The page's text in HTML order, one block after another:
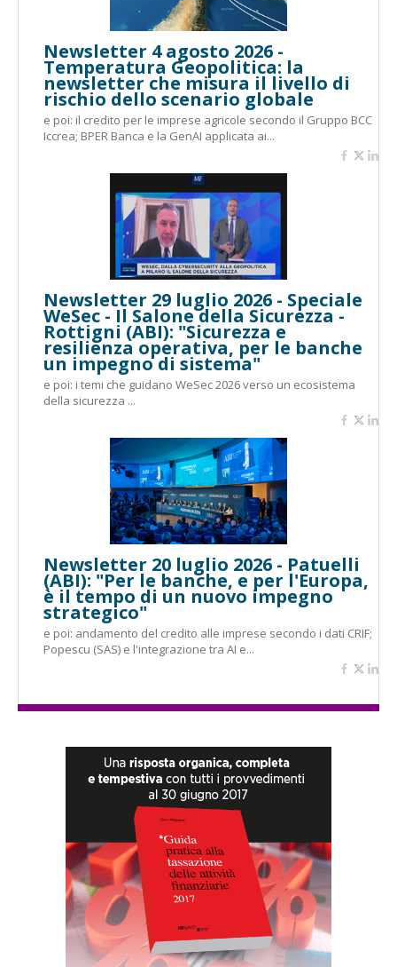
Newsletter 4 agosto 2026 -
Temperatura Geopolitica: la
newsletter che misura il livello di
rischio dello scenario globale
e poi: il credito per le imprese agricole secondo il Gruppo BCC
Iccrea; BPER Banca e la GenAI applicata ai...
Newsletter 29 luglio 2026 - Speciale
WeSec - Il Salone della Sicurezza -
Rottigni (ABI): "Sicurezza e
resilienza operativa, per le banche
un impegno di sistema"
e poi: i temi che guidano WeSec 2026 verso un ecosistema
della sicurezza ...
Newsletter 20 luglio 2026 - Patuelli
(ABI): "Per le banche, e per l'Europa,
è il tempo di un nuovo impegno
strategico"
e poi: andamento del credito alle imprese secondo i dati CRIF;
Popescu (SAS) e l'integrazione tra AI e...